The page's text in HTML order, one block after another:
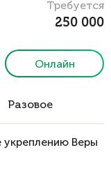
Требуется
250 000
Онлайн
Разовое
укреплению Веры